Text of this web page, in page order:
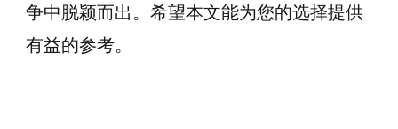
争中脱颖而出。希望本文能为您的选择提供
有益的参考。